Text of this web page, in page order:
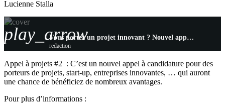
Lucienne Stalla
play_arrow Vous portez un projet innovant ? Nouvel appel à projet avec l’incubateur de projet
redaction
Appel à projets #2 : C’est un nouvel appel à candidature pour des
porteurs de projets, start-up, entreprises innovantes, … qui auront
une chance de bénéficiez de nombreux avantages.
Pour plus d’informations :